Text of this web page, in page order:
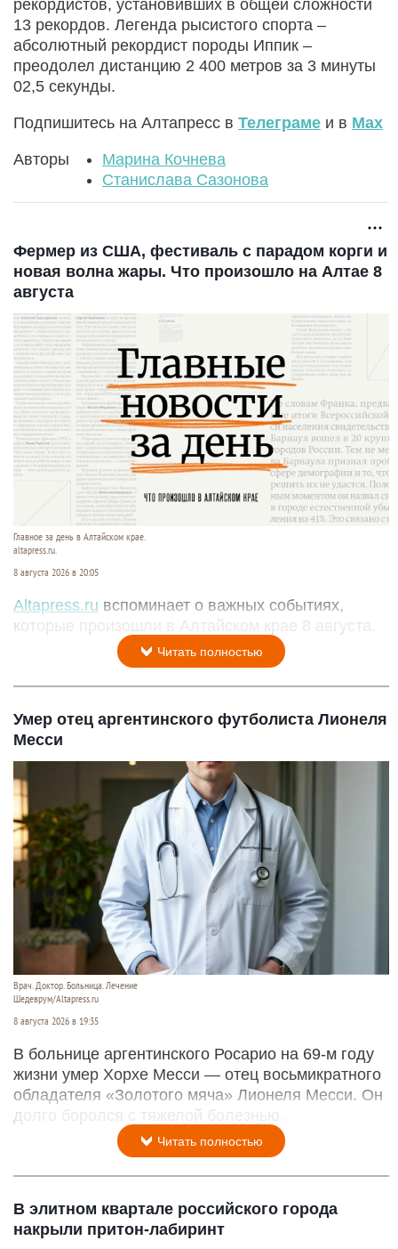
рекордистов, установивших в общей сложности
13 рекордов. Легенда рысистого спорта –
абсолютный рекордист породы Иппик –
преодолел дистанцию 2 400 метров за 3 минуты
02,5 секунды.
Подпишитесь на Алтапресс в Телеграме и в Max
Авторы
Марина Кочнева
Станислава Сазонова
Фермер из США, фестиваль с парадом корги и
новая волна жары. Что произошло на Алтае 8
августа
Главное за день в Алтайском крае.
altapress.ru.
8 августа 2026 в 20:05
Altapress.ru вспоминает о важных событиях,
которые произошли в Алтайском крае 8 августа.
Читать полностью
Умер отец аргентинского футболиста Лионеля
Месси
Врач. Доктор. Больница. Лечение
Шедеврум/Altapress.ru
8 августа 2026 в 19:35
В больнице аргентинского Росарио на 69-м году
жизни умер Хорхе Месси — отец восьмикратного
обладателя «Золотого мяча» Лионеля Месси. Он
долго боролся с тяжелой болезнью.
Читать полностью
В элитном квартале российского города
накрыли притон-лабиринт